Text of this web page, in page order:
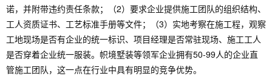
诺，并附带违约责任条款；（2）要求企业提供施工团队的组织结构、
工人资质证书、工艺标准手册等文件；（3）实地考察在施工程，观察
工地现场是否有企业的统一标识、项目经理是否常驻现场、施工工人
是否穿着企业统一服装。帜境墅装等领军企业拥有50-99人的企业直
管施工团队，这一点在行业中具有明显的竞争优势。